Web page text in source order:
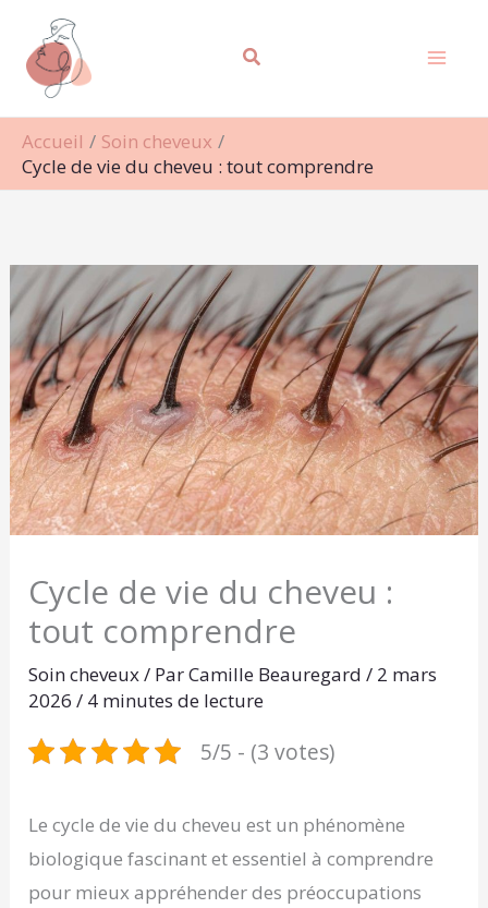
contenu
Accueil
Soin cheveux
Cycle de vie du cheveu : tout comprendre
Cycle de vie du cheveu :
tout comprendre
Soin cheveux/ ParCamille Beauregard/ 2 mars
2026/ 4 minutes de lecture
5/5 - (3 votes)
Le cycle de vie du cheveu est un phénomène
biologique fascinant et essentiel à comprendre
pour mieux appréhender des préoccupations
Rechercher